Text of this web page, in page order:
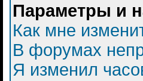
Параметры и
Как мне
В форумах
Я изменил